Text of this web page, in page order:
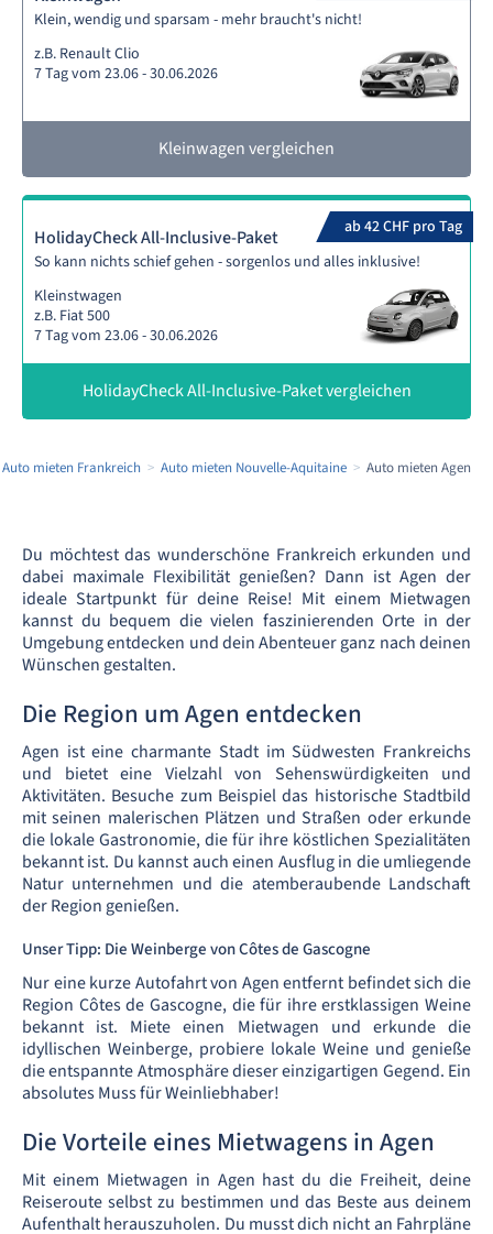
Klein, wendig und sparsam - mehr braucht's nicht!
z.B. Renault Clio
7 Tag vom 23.06 - 30.06.2026
Kleinwagen vergleichen
ab 42 CHF pro Tag
HolidayCheck All-Inclusive-Paket
So kann nichts schief gehen - sorgenlos und alles inklusive!
Kleinstwagen
z.B. Fiat 500
7 Tag vom 23.06 - 30.06.2026
HolidayCheck All-Inclusive-Paket vergleichen
Auto mieten Frankreich Auto mieten Nouvelle-Aquitaine Auto mieten Agen
Du möchtest das wunderschöne Frankreich erkunden und
dabei maximale Flexibilität genießen? Dann ist Agen der
ideale Startpunkt für deine Reise! Mit einem Mietwagen
kannst du bequem die vielen faszinierenden Orte in der
Umgebung entdecken und dein Abenteuer ganz nach deinen
Wünschen gestalten.
Die Region um Agen entdecken
Agen ist eine charmante Stadt im Südwesten Frankreichs
und bietet eine Vielzahl von Sehenswürdigkeiten und
Aktivitäten. Besuche zum Beispiel das historische Stadtbild
mit seinen malerischen Plätzen und Straßen oder erkunde
die lokale Gastronomie, die für ihre köstlichen Spezialitäten
bekannt ist. Du kannst auch einen Ausflug in die umliegende
Natur unternehmen und die atemberaubende Landschaft
der Region genießen.
Unser Tipp: Die Weinberge von Côtes de Gascogne
Nur eine kurze Autofahrt von Agen entfernt befindet sich die
Region Côtes de Gascogne, die für ihre erstklassigen Weine
bekannt ist. Miete einen Mietwagen und erkunde die
idyllischen Weinberge, probiere lokale Weine und genieße
die entspannte Atmosphäre dieser einzigartigen Gegend. Ein
absolutes Muss für Weinliebhaber!
Die Vorteile eines Mietwagens in Agen
Mit einem Mietwagen in Agen hast du die Freiheit, deine
Reiseroute selbst zu bestimmen und das Beste aus deinem
Aufenthalt herauszuholen. Du musst dich nicht an Fahrpläne